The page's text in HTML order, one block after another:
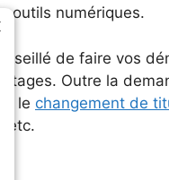
outils numériques.
de faire vos
Outre la
le changement de
etc.